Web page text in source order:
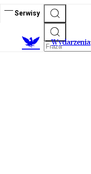
Serwisy
Wydarzenia